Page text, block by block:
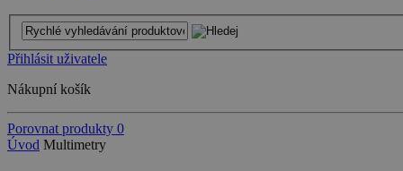
Přihlásit uživatele
Nákupní košík
Porovnat produkty 0
Úvod Multimetry